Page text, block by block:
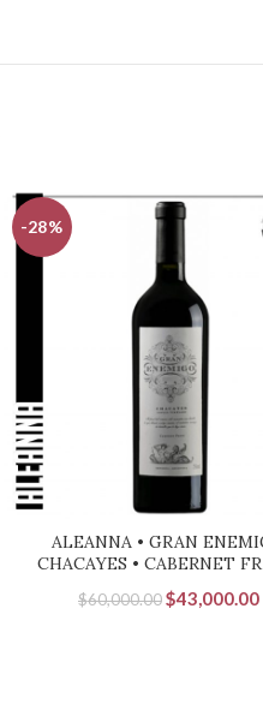
-28%
ALEANNA • GRAN
CHACAYES • CABERNET
$60,000.00 El
$43,000.00El